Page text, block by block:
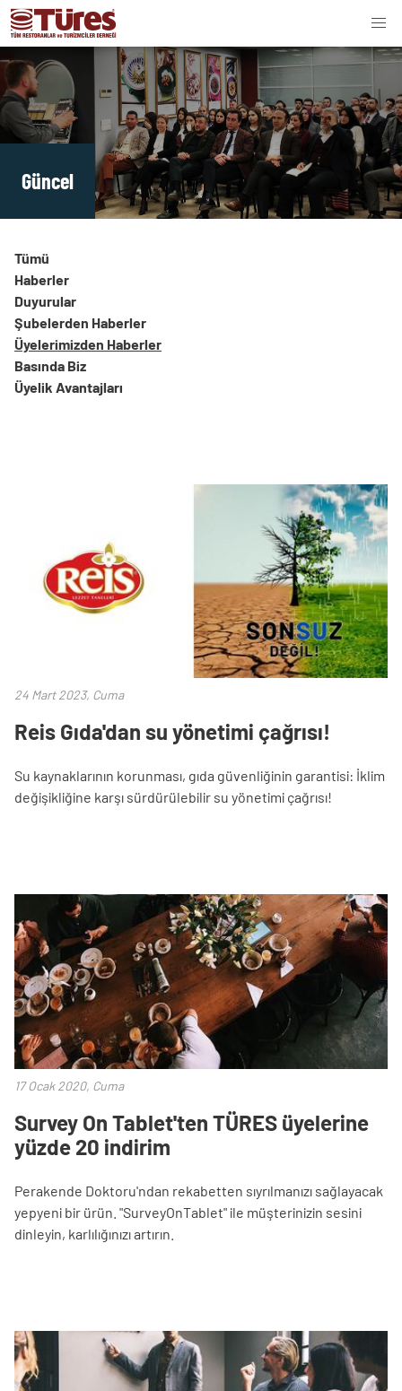
Güncel
Tümü
Haberler
Duyurular
Şubelerden Haberler
Üyelerimizden Haberler
Basında Biz
Üyelik Avantajları
24 Mart 2023, Cuma
Reis Gıda'dan su yönetimi çağrısı!
Su kaynaklarının korunması, gıda güvenliğinin garantisi: İklim
değişikliğine karşı sürdürülebilir su yönetimi çağrısı!
17 Ocak 2020, Cuma
Survey On Tablet'ten TÜRES üyelerine
yüzde 20 indirim
Perakende Doktoru'ndan rekabetten sıyrılmanızı sağlayacak
yepyeni bir ürün. "SurveyOnTablet" ile müşterinizin sesini
dinleyin, karlılığınızı artırın.